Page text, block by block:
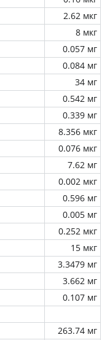
2.62 мкг
8 мкг
0.057 мг
0.084 мг
34 мг
0.542 мг
0.339 мг
8.356 мкг
0.076 мкг
7.62 мг
0.002 мкг
0.596 мг
0.005 мг
0.252 мкг
15 мкг
3.3479 мг
3.662 мг
0.107 мг
263.74 мг